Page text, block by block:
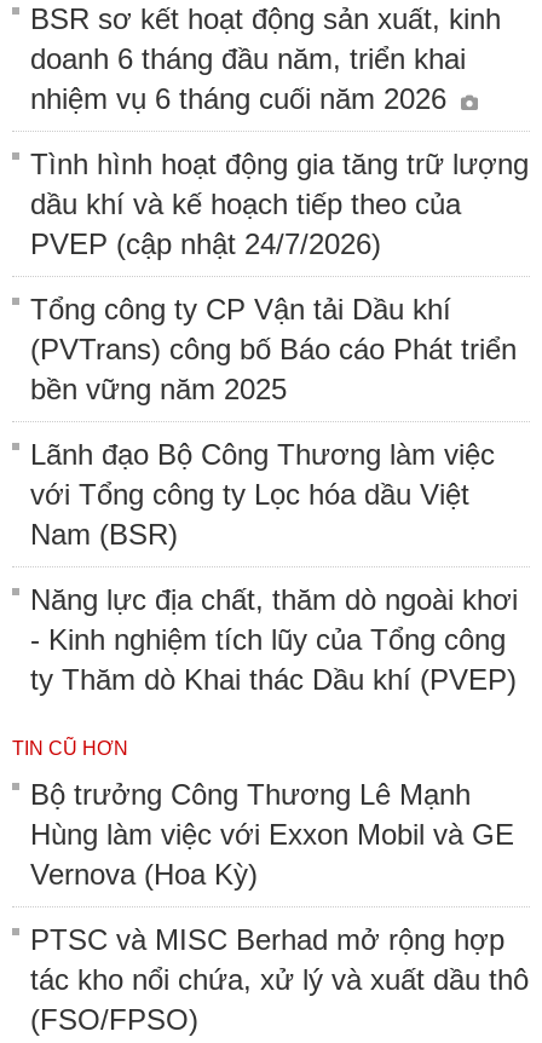
BSR sơ kết hoạt động sản xuất, kinh
doanh 6 tháng đầu năm, triển khai
nhiệm vụ 6 tháng cuối năm 2026
Tình hình hoạt động gia tăng trữ lượng
dầu khí và kế hoạch tiếp theo của
PVEP (cập nhật 24/7/2026)
Tổng công ty CP Vận tải Dầu khí
(PVTrans) công bố Báo cáo Phát triển
bền vững năm 2025
Lãnh đạo Bộ Công Thương làm việc
với Tổng công ty Lọc hóa dầu Việt
Nam (BSR)
Năng lực địa chất, thăm dò ngoài khơi
- Kinh nghiệm tích lũy của Tổng công
ty Thăm dò Khai thác Dầu khí (PVEP)
TIN CŨ HƠN
Bộ trưởng Công Thương Lê Mạnh
Hùng làm việc với Exxon Mobil và GE
Vernova (Hoa Kỳ)
PTSC và MISC Berhad mở rộng hợp
tác kho nổi chứa, xử lý và xuất dầu thô
(FSO/FPSO)